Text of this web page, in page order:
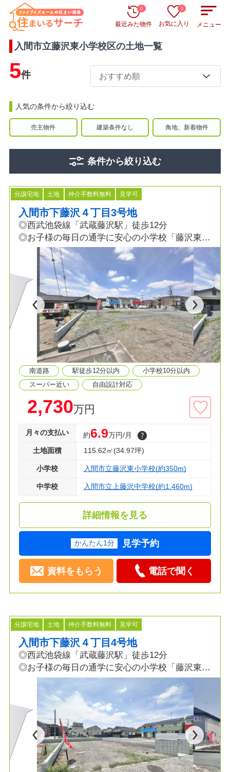
最近みた物件
0
お気に入り
0
メニュー
入間市立藤沢東小学校区の土地一覧
5件
人気の条件から絞り込む
売主物件 建築条件なし 角地、新着物件
条件から絞り込む
分譲宅地 土地 仲介手数料無料 見学可
入間市下藤沢４丁目3号地
◎西武池袋線「武蔵藤沢駅」徒歩12分
◎お子様の毎日の通学に安心の小学校「藤沢東小
学校」5分！
◎徒歩圏内にスーパー、コンビニ、病院まで揃う
便利な立地！
■全6区画の分譲地！
■自由設計可能
■お好きな間取りでマイホームを建てられます
■フルオーダー、セミオーダー承っております
■間取り相談会開催中
■住宅ローンが不安な方！お気軽にご相談くださ
◇資料請求・見学予約などお気軽にご利用くださ
い
南道路 駅徒歩12分以内
小学校10分以内
スーパー近い
自由設計対応
2,730万円
月々の支払い 約6.9万円/月
土地面積 115.62㎡(34.97坪)
小学校 入間市立藤沢東小学校(約350m)
中学校 入間市立上藤沢中学校(約1,460m)
詳細情報を見る
かんたん1分 見学予約
資料をもらう 電話で聞く
分譲宅地 土地 仲介手数料無料 見学可
入間市下藤沢４丁目4号地
◎西武池袋線「武蔵藤沢駅」徒歩12分
◎お子様の毎日の通学に安心の小学校「藤沢東小
学校」5分！
◎徒歩圏内にスーパー、コンビニ、病院まで揃う
便利な立地！
■全6区画の分譲地！
■自由設計可能
■お好きな間取りでマイホームを建てられます
■フルオーダー、セミオーダー承っております
■間取り相談会開催中